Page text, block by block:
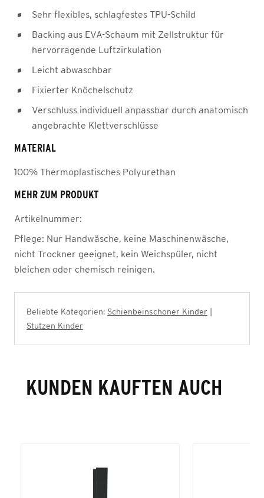
Sehr flexibles, schlagfestes TPU-Schild
Backing aus EVA-Schaum mit Zellstruktur für
hervorragende Luftzirkulation
Leicht abwaschbar
Fixierter Knöchelschutz
Verschluss individuell anpassbar durch anatomisch
angebrachte Klettverschlüsse
MATERIAL
100% Thermoplastisches Polyurethan
MEHR ZUM PRODUKT
Artikelnummer:
Pflege: Nur Handwäsche, keine Maschinenwäsche,
nicht Trockner geeignet, kein Weichspüler, nicht
bleichen oder chemisch reinigen.
Beliebte Kategorien: Schienbeinschoner Kinder
Stutzen Kinder
KUNDEN KAUFTEN AUCH